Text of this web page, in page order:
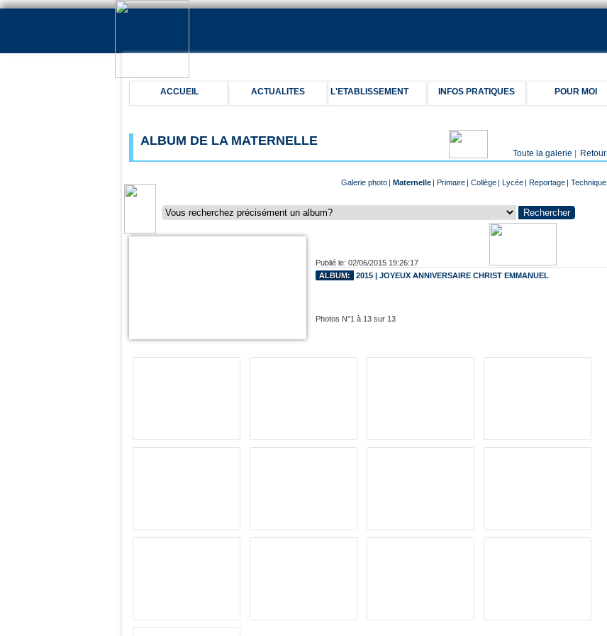
ACCUEIL ACTUALITES L'ETABLISSEMENT INFOS PRATIQUES POUR MOI
ALBUM DE LA MATERNELLE
Retour
Toute la galerie
| Technique
| Reportage
| Lycée
| Collège
| Primaire
| Maternelle
Galerie photo
Publié le: 02/06/2015 19:26:17
ALBUM:
2015 | JOYEUX ANNIVERSAIRE CHRIST EMMANUEL
Photos N°1 à 13 sur 13